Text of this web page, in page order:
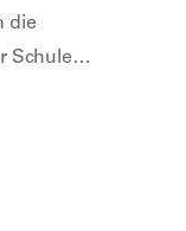
die
Schule…